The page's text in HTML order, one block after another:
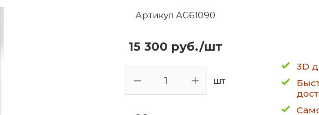
Артикул AG61090
15 300 руб./шт
шт
3D